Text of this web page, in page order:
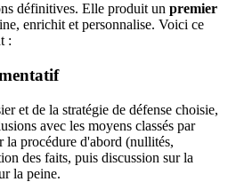
définitives. Elle produit un premier
enrichit et personnalise. Voici ce
:
et de la stratégie de défense choisie,
avec les moyens classés par
la procédure d'abord (nullités,
des faits, puis discussion sur la
la peine.